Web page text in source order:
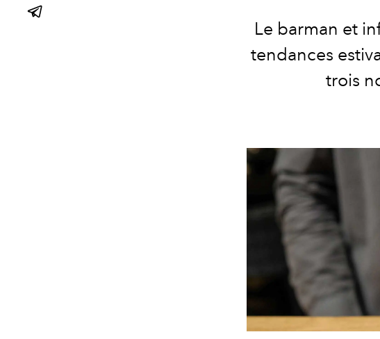
Le barman et
tendances
trois